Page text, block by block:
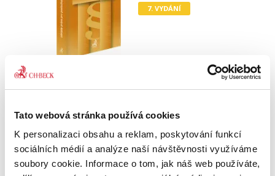
Tato webová stránka používá cookies
K personalizaci obsahu a reklam, poskytování funkcí
sociálních médií a analýze naší návštěvnosti využíváme
soubory cookie. Informace o tom, jak náš web používáte,
7. VYDÁNÍ
Martin Janků
Sedmé vydání publikace „Základy práva pro
posluchače neprávnických fakult“ je
přizpůsobeno potřebě ozřejmit základní právní
pojmy a instituty v jednotlivých oblastech
veřejného i soukromého práva,...